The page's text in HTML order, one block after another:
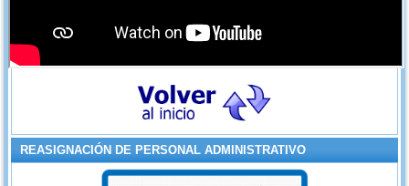
REASIGNACIÓN DE PERSONAL ADMINISTRATIVO